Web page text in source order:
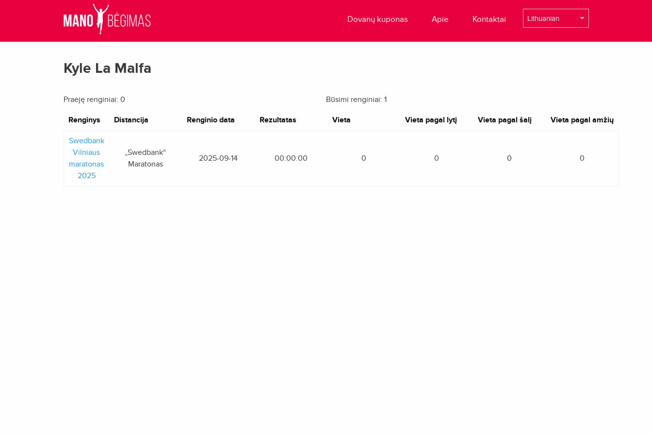
Dovanų kuponas Apie Kontaktai
Kyle La Malfa
Praėję renginiai: 0 Būsimi renginiai: 1
Renginys Distancija Renginio data Rezultatas Vieta Vieta pagal lytį Vieta pagal šalį Vieta pagal amžių
Swedbank
Vilniaus
maratonas
2025
„Swedbank“
Maratonas
2025-09-14 00:00:00 0 0 0 0